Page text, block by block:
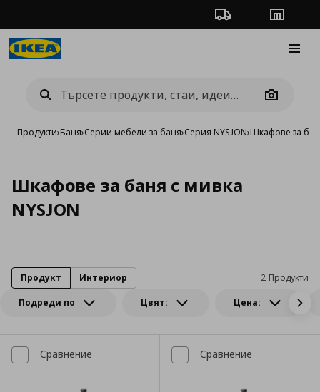
Проследяване на
Camera
Продукти›Баня›Серии мебели за баня›Серия NYSJON›Шкафове за
Шкафове за баня с мивка
NYSJON
Подреди по Цвят: Цена:
2 Продукти
Продукт Интериор
Сравнение Сравнение